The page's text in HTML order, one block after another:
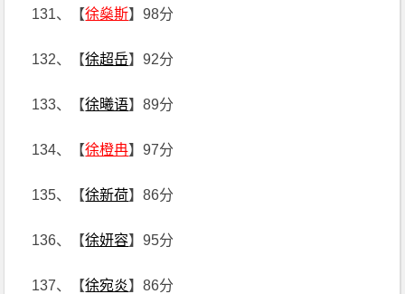
131、【徐燊斯】98分
132、【徐超岳】92分
133、【徐曦语】89分
134、【徐橙冉】97分
135、【徐新荷】86分
136、【徐妍容】95分
137、【徐宛炎】86分